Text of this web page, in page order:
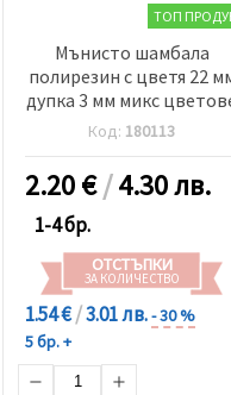
ТОП
Мънисто шамбала
полирезин с цветя 22
дупка 3 мм микс
Код: 180113
2.20€/4.30 лв.
1-4 бр.
ОТСТЪПКИ
ЗА КОЛИЧЕСТВО
1.54 €/3.01 лв.- 30 %
5 бр. +